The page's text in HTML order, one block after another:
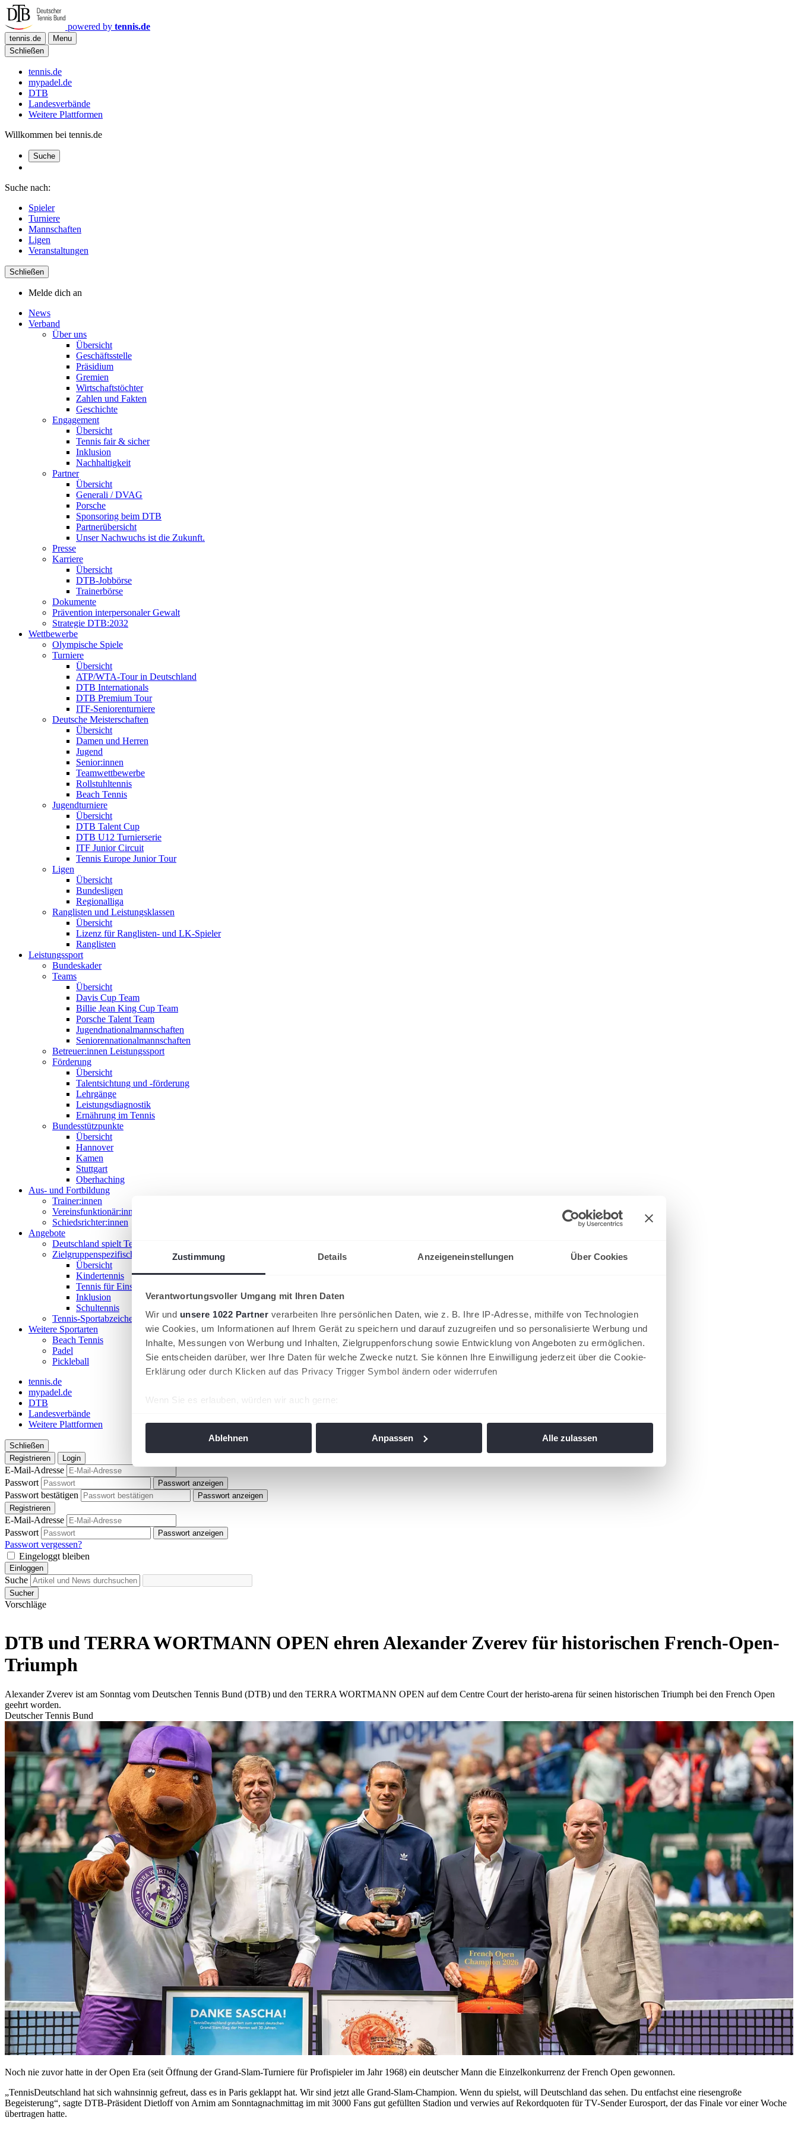
Zustimmung Details Anzeigeneinstellungen Über Cookies
Verantwortungsvoller Umgang mit Ihren Daten
Wir und unsere 1022 Partner verarbeiten Ihre persönlichen Daten, wie z. B. Ihre IP-Adresse, mithilfe von Technologien
wie Cookies, um Informationen auf Ihrem Gerät zu speichern und darauf zuzugreifen und so personalisierte Werbung und
Inhalte, Messungen von Werbung und Inhalten, Zielgruppenforschung sowie Entwicklung von Angeboten zu ermöglichen.
Sie entscheiden darüber, wer Ihre Daten für welche Zwecke nutzt. Sie können Ihre Einwilligung jederzeit über die Cookie-
Erklärung oder durch Klicken auf das Privacy Trigger Symbol ändern oder widerrufen
Wenn Sie es erlauben, würden wir auch gerne:
Wir verwenden Cookies, um Inhalte und Anzeigen zu personalisieren, Funktionen für soziale Medien anbieten zu können
und die Zugriffe auf unsere Website zu analysieren. Außerdem geben wir Informationen zu Ihrer Verwendung unserer
möglicherweise mit weiteren Daten zusammen, die Sie ihnen bereitgestellt haben oder die sie im Rahmen Ihrer Nutzung
Ablehnen Anpassen Alle zulassen
powered by tennis.de
tennis.de
Menu
Schließen
tennis.de
mypadel.de
DTB
Landesverbände
Weitere Plattformen
Willkommen bei tennis.de
Suche
Suche nach:
Spieler
Turniere
Mannschaften
Ligen
Veranstaltungen
Schließen
Melde dich an
News
Verband
Über uns
Übersicht
Geschäftsstelle
Präsidium
Gremien
Wirtschaftstöchter
Zahlen und Fakten
Geschichte
Engagement
Übersicht
Tennis fair & sicher
Inklusion
Nachhaltigkeit
Partner
Übersicht
Generali / DVAG
Porsche
Sponsoring beim DTB
Partnerübersicht
Unser Nachwuchs ist die Zukunft.
Presse
Karriere
Übersicht
DTB-Jobbörse
Trainerbörse
Dokumente
Prävention interpersonaler Gewalt
Strategie DTB:2032
Wettbewerbe
Olympische Spiele
Turniere
Übersicht
ATP/WTA-Tour in Deutschland
DTB Internationals
DTB Premium Tour
ITF-Seniorenturniere
Deutsche Meisterschaften
Übersicht
Damen und Herren
Jugend
Senior:innen
Teamwettbewerbe
Rollstuhltennis
Beach Tennis
Jugendturniere
Übersicht
DTB Talent Cup
DTB U12 Turnierserie
ITF Junior Circuit
Tennis Europe Junior Tour
Ligen
Übersicht
Bundesligen
Regionalliga
Ranglisten und Leistungsklassen
Übersicht
Lizenz für Ranglisten- und LK-Spieler
Ranglisten
Leistungssport
Bundeskader
Teams
Übersicht
Davis Cup Team
Billie Jean King Cup Team
Porsche Talent Team
Jugendnationalmannschaften
Seniorennationalmannschaften
Betreuer:innen Leistungssport
Förderung
Übersicht
Talentsichtung und -förderung
Lehrgänge
Leistungsdiagnostik
Ernährung im Tennis
Bundesstützpunkte
Übersicht
Hannover
Kamen
Stuttgart
Oberhaching
Aus- und Fortbildung
Trainer:innen
Vereinsfunktionär:innen
Schiedsrichter:innen
Angebote
Deutschland spielt Tennis
Zielgruppenspezifische Angebote
Übersicht
Kindertennis
Tennis für Einsteiger 18+
Inklusion
Schultennis
Tennis-Sportabzeichen
Weitere Sportarten
Beach Tennis
Padel
Pickleball
tennis.de
mypadel.de
DTB
Landesverbände
Weitere Plattformen
Schließen
Registrieren
Login
E-Mail-Adresse
Passwort
Passwort anzeigen
Passwort bestätigen
Passwort anzeigen
Registrieren
E-Mail-Adresse
Passwort
Passwort anzeigen
Passwort vergessen?
Eingeloggt bleiben
Einloggen
Suche
Sucher
Vorschläge
DTB und TERRA WORTMANN OPEN ehren Alexander Zverev für historischen French-Open-
Triumph
Alexander Zverev ist am Sonntag vom Deutschen Tennis Bund (DTB) und den TERRA WORTMANN OPEN auf dem Centre Court der heristo-arena für seinen historischen Triumph bei den French Open
geehrt worden.
Deutscher Tennis Bund
Noch nie zuvor hatte in der Open Era (seit Öffnung der Grand-Slam-Turniere für Profispieler im Jahr 1968) ein deutscher Mann die Einzelkonkurrenz der French Open gewonnen.
„TennisDeutschland hat sich wahnsinnig gefreut, dass es in Paris geklappt hat. Wir sind jetzt alle Grand-Slam-Champion. Wenn du spielst, will Deutschland das sehen. Du entfachst eine riesengroße
Begeisterung“, sagte DTB-Präsident Dietloff von Arnim am Sonntagnachmittag im mit 3000 Fans gut gefüllten Stadion und verwies auf Rekordquoten für TV-Sender Eurosport, der das Finale vor einer Woche
übertragen hatte.